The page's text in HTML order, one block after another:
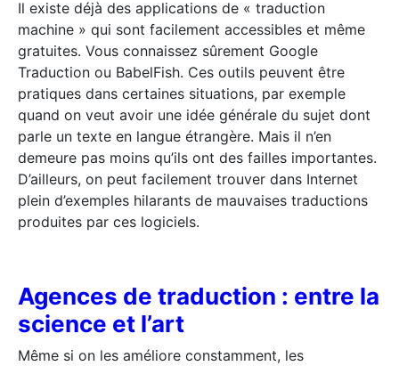
Il existe déjà des applications de « traduction
machine » qui sont facilement accessibles et même
gratuites. Vous connaissez sûrement Google
Traduction ou BabelFish. Ces outils peuvent être
pratiques dans certaines situations, par exemple
quand on veut avoir une idée générale du sujet dont
parle un texte en langue étrangère. Mais il n’en
demeure pas moins qu’ils ont des failles importantes.
D’ailleurs, on peut facilement trouver dans Internet
plein d’exemples hilarants de mauvaises traductions
produites par ces logiciels.
Agences de traduction : entre la
science et l’art
Même si on les améliore constamment, les